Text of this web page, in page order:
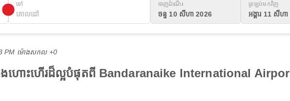
ទៅ ចេញដំណើរ
ចន្ទ 10 សីហា 2026
ត្រឡប់មកវិញ
អង្គារ 11 សីហ
PM ម៉ោង​សកល +0
ងហោះហើរដ៏ល្អបំផុតពី Bandaranaike International